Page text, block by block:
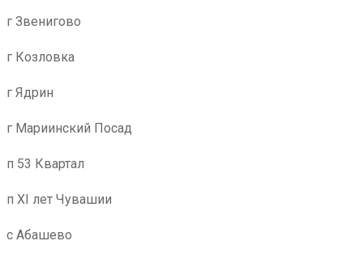
г Звенигово
г Козловка
г Ядрин
г Мариинский Посад
п 53 Квартал
п XI лет Чувашии
с Абашево